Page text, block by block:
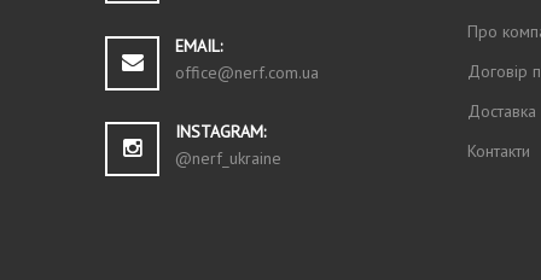
EMAIL:
office@nerf.com.ua
INSTAGRAM:
@nerf_ukraine
Про
Договір
Доставка
Контакти